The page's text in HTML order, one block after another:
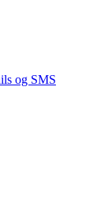
og SMS